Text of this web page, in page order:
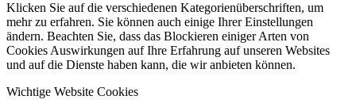
Klicken Sie auf die verschiedenen Kategorienüberschriften, um
mehr zu erfahren. Sie können auch einige Ihrer Einstellungen
ändern. Beachten Sie, dass das Blockieren einiger Arten von
Cookies Auswirkungen auf Ihre Erfahrung auf unseren Websites
und auf die Dienste haben kann, die wir anbieten können.
Wichtige Website Cookies